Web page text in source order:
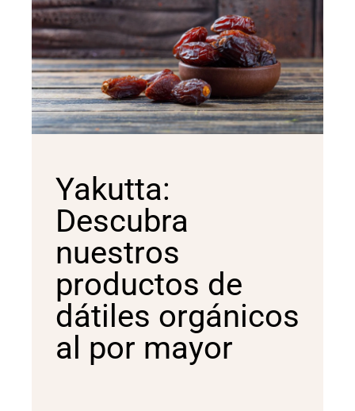
Yakutta:
Descubra
nuestros
productos de
dátiles orgánicos
al por mayor